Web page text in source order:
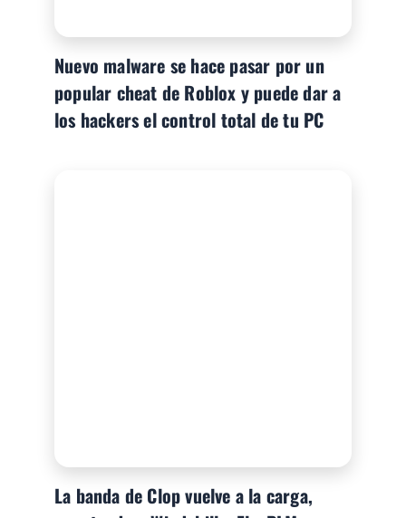
Nuevo malware se hace pasar por un
popular cheat de Roblox y puede dar a
los hackers el control total de tu PC
La banda de Clop vuelve a la carga,